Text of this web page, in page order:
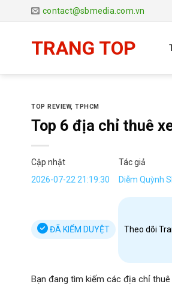
đến
contact@sbmedia.com.vn
TRANG TOP
TOP REVIEW,TPHCM
Top 6 địa chỉ thuê
Cập nhật
2026-07-22 21:19:30
Tác giả
Diễm Quỳnh
ĐÃ KIỂM DUYỆT Theo dõi
Bạn đang tìm kiếm các địa chỉ thuê